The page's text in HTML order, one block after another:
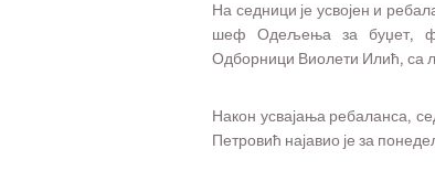
На седници је усвојен и
шеф Одељења за буџет,
Одборници Виолети Илић, са
Након усвајања ребаланса,
Петровић најавио је за